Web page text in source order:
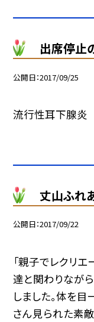
出席停
公開日 2017/09/25
流行性耳下腺炎
丈山ふれ
公開日 2017/09/22
「親子でレクリエ
達と関わりなが
しました。体を
さん見られた素